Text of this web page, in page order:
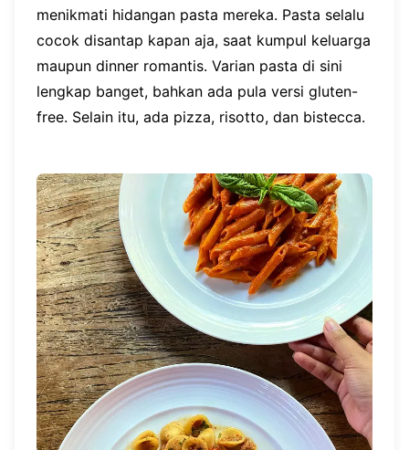
menikmati hidangan pasta mereka. Pasta selalu
cocok disantap kapan aja, saat kumpul keluarga
maupun dinner romantis. Varian pasta di sini
lengkap banget, bahkan ada pula versi gluten-
free. Selain itu, ada pizza, risotto, dan bistecca.